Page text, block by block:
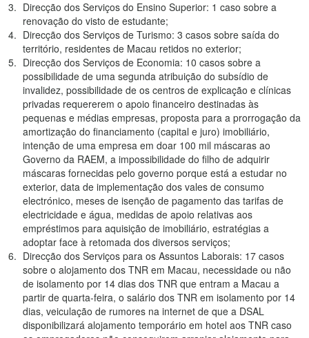
Direcção dos Serviços do Ensino Superior: 1 caso sobre a
renovação do visto de estudante;
Direcção dos Serviços de Turismo: 3 casos sobre saída do
território, residentes de Macau retidos no exterior;
Direcção dos Serviços de Economia: 10 casos sobre a
possibilidade de uma segunda atribuição do subsídio de
invalidez, possibilidade de os centros de explicação e clínicas
privadas requererem o apoio financeiro destinadas às
pequenas e médias empresas, proposta para a prorrogação da
amortização do financiamento (capital e juro) imobiliário,
intenção de uma empresa em doar 100 mil máscaras ao
Governo da RAEM, a impossibilidade do filho de adquirir
máscaras fornecidas pelo governo porque está a estudar no
exterior, data de implementação dos vales de consumo
electrónico, meses de isenção de pagamento das tarifas de
electricidade e água, medidas de apoio relativas aos
empréstimos para aquisição de imobiliário, estratégias a
adoptar face à retomada dos diversos serviços;
Direcção dos Serviços para os Assuntos Laborais: 17 casos
sobre o alojamento dos TNR em Macau, necessidade ou não
de isolamento por 14 dias dos TNR que entram a Macau a
partir de quarta-feira, o salário dos TNR em isolamento por 14
dias, veiculação de rumores na internet de que a DSAL
disponibilizará alojamento temporário em hotel aos TNR caso